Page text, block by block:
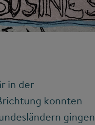
in der
konnten
gingen